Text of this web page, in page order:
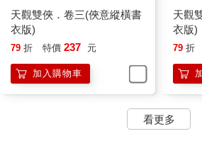
天觀雙俠．卷三(俠意縱橫書
衣版)
79 折 特價 237 元
加入購物車
天觀
衣版)
79 折
看更多